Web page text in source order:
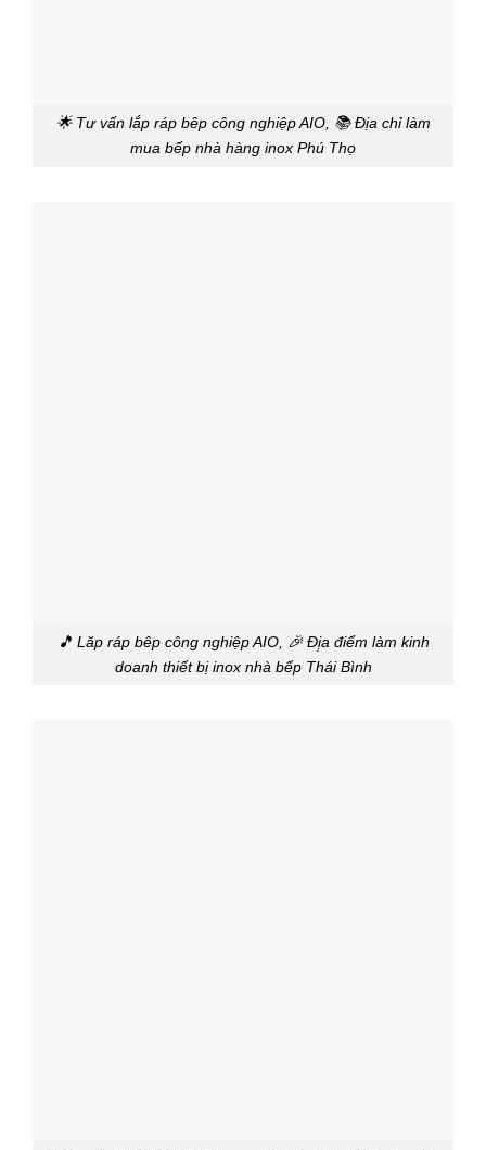
🌟 Tư vấn lắp ráp bêp công nghiệp AIO, 📚 Địa chỉ làm
mua bếp nhà hàng inox Phú Thọ
🎵 Lăp ráp bêp công nghiệp AIO, 🎉 Đị̣a điểm làm kinh
doanh thiết bị inox nhà bếp Thái Bình